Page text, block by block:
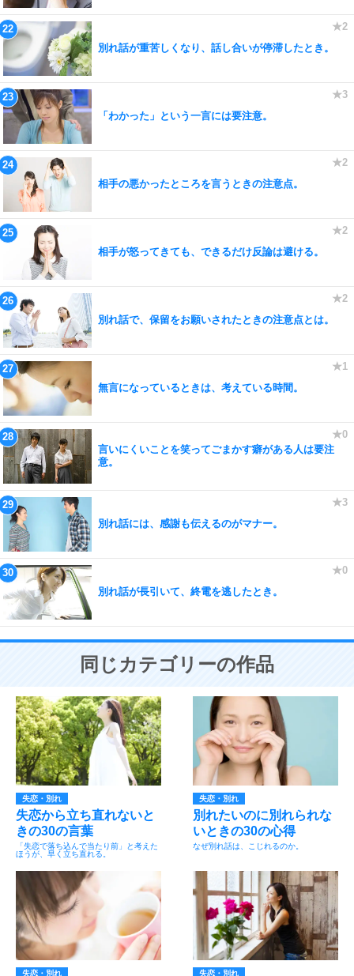
別れ話が重苦しくなり、話し合いが停滞したとき。
「わかった」という一言には要注意。
相手の悪かったところを言うときの注意点。
相手が怒ってきても、できるだけ反論は避ける。
別れ話で、保留をお願いされたときの注意点とは。
無言になっているときは、考えている時間。
言いにくいことを笑ってごまかす癖がある人は要注
意。
別れ話には、感謝も伝えるのがマナー。
別れ話が長引いて、終電を逃したとき。
同じカテゴリーの作品
失恋・別れ
失恋から立ち直れないと
きの30の言葉
「失恋で落ち込んで当たり前」と考えた
ほうが、早く立ち直れる。
失恋・別れ
別れたいのに別れられな
いときの30の心得
なぜ別れ話は、こじれるのか。
失恋・別れ 失恋・別れ